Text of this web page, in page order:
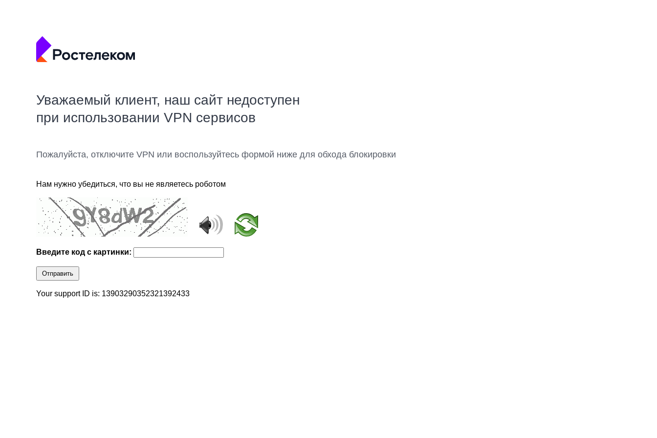
Уважаемый клиент, наш сайт недоступен
при использовании VPN сервисов
Пожалуйста, отключите VPN или воспользуйтесь формой ниже для обхода блокировки
Нам нужно убедиться, что вы не являетесь роботом
Введите код с картинки:
Отправить
Your support ID is: 13903290352321392433